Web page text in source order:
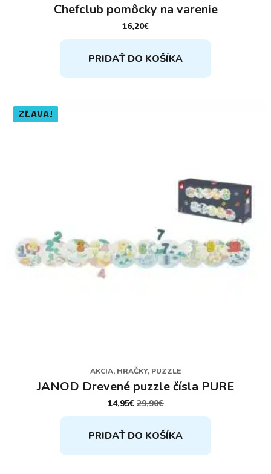
Chefclub pomôcky na varenie
16,20€
PRIDAŤ DO KOŠÍKA
ZĽAVA!
AKCIA, HRAČKY, PUZZLE
JANOD Drevené puzzle čísla PURE
29,90€
PÔVODNÁ
CENA
29,90€.
14,95€ AKTUÁLNA
CENA
14,95€.
PRIDAŤ DO KOŠÍKA